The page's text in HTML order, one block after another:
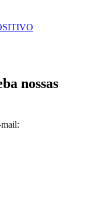
nossas